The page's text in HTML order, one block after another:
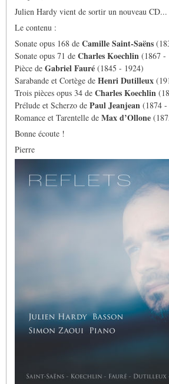
Julien Hardy vient de sortir un nouveau CD...
Le contenu :
Sonate opus 168 de Camille Saint-Saëns
Sonate opus 71 de Charles Koechlin (1867 -
Pièce de Gabriel Fauré (1845 - 1924)
Sarabande et Cortège de Henri Dutilleux
Trois pièces opus 34 de Charles Koechlin
Prélude et Scherzo de Paul Jeanjean (1874 -
Romance et Tarentelle de Max d’Ollone
Bonne écoute !
Pierre